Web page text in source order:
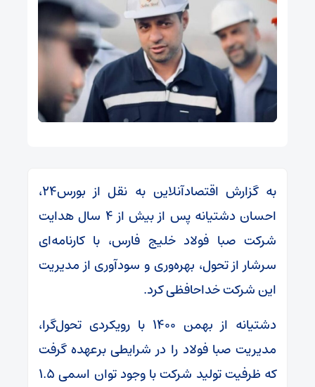
به گزارش اقتصادآنلاین به نقل از بورس۲۴،
احسان دشتیانه پس از بیش از ۴ سال هدایت
شرکت صبا فولاد خلیج فارس، با کارنامه‌ای
سرشار از تحول، بهره‌وری و سودآوری از مدیریت
این شرکت خداحافظی کرد.
دشتیانه از بهمن ۱۴۰۰ با رویکردی تحول‌گرا،
مدیریت صبا فولاد را در شرایطی برعهده گرفت
که ظرفیت تولید شرکت با وجود توان اسمی ۱.۵